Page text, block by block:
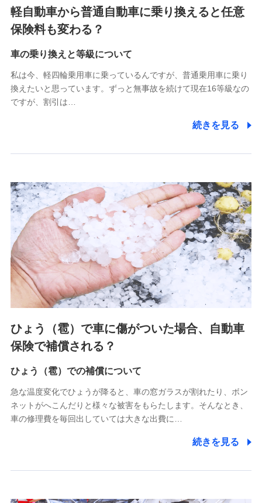
チューリッヒ少額短期保険株式会社
(https://www.zurichssi.co.jp/)
(https://www.tokiomarine-x.co.jp/)
(https://pshoken.co.jp/)
リトルファミリー少額短期保険株式会社
(https://www.littlefamily-ssi.com/)
郵便、電話、およびＥメール等により、当社と取引のあるも
た維持管理等の委託業務遂行のため、またそれらに付帯、関
連する当社および提携会社のサービスを案内、提供するため
（なお、当社は複数の保険会社と取引があり、取得した個人
情報を取引のある他の保険会社の商品・サービスをご提案す
るために利用させていただくことがあります。）
上記に係る連絡・手続き・管理等付帯業務を行うため
3.セミナー募集サイトから取得した個人情報
各種セミナーの案内、開催のため
上記に係る連絡・手続き・管理等付帯業務を行うため
4.家族・友達紹介にて取得した個人情報
被紹介者への連絡、及び当社と取引のあるもしくは委託を受
けている保険会社・提携会社の保険その他に関する情報を提
供し、金融商品等の契約を勧奨するため
アンケートやキャンペーン等の実施のため
上記に係る連絡・手続き・管理等付帯業務を行うため
5.通話録音にて取得する情報
軽自動車から普通自動車に乗り換えると任意
保険料も変わる？
車の乗り換えと等級について
私は今、軽四輪乗用車に乗っているんですが、普通乗用車に乗り
換えたいと思っています。ずっと無事故を続けて現在16等級なの
ですが、割引は…
続きを見る
ひょう（雹）で車に傷がついた場合、自動車
保険で補償される？
ひょう（雹）での補償について
急な温度変化でひょうが降ると、車の窓ガラスが割れたり、ボン
ネットがへこんだりと様々な被害をもらたします。そんなとき、
車の修理費を毎回出していては大きな出費に…
続きを見る